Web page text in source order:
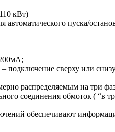
кВт)
пуска/
подключение сверху или
распределяемым на три
соединения обмоток ( “в
обеспечивают